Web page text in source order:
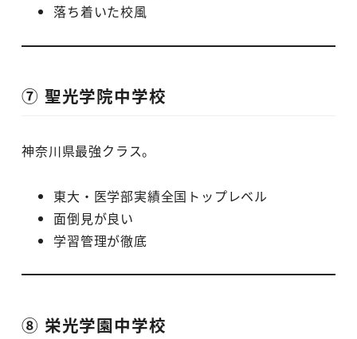
落ち着いた校風
⑦ 聖光学院中学校
神奈川県最強クラス。
東大・医学部実績全国トップレベル
面倒見が良い
学習管理が徹底
⑧ 栄光学園中学校